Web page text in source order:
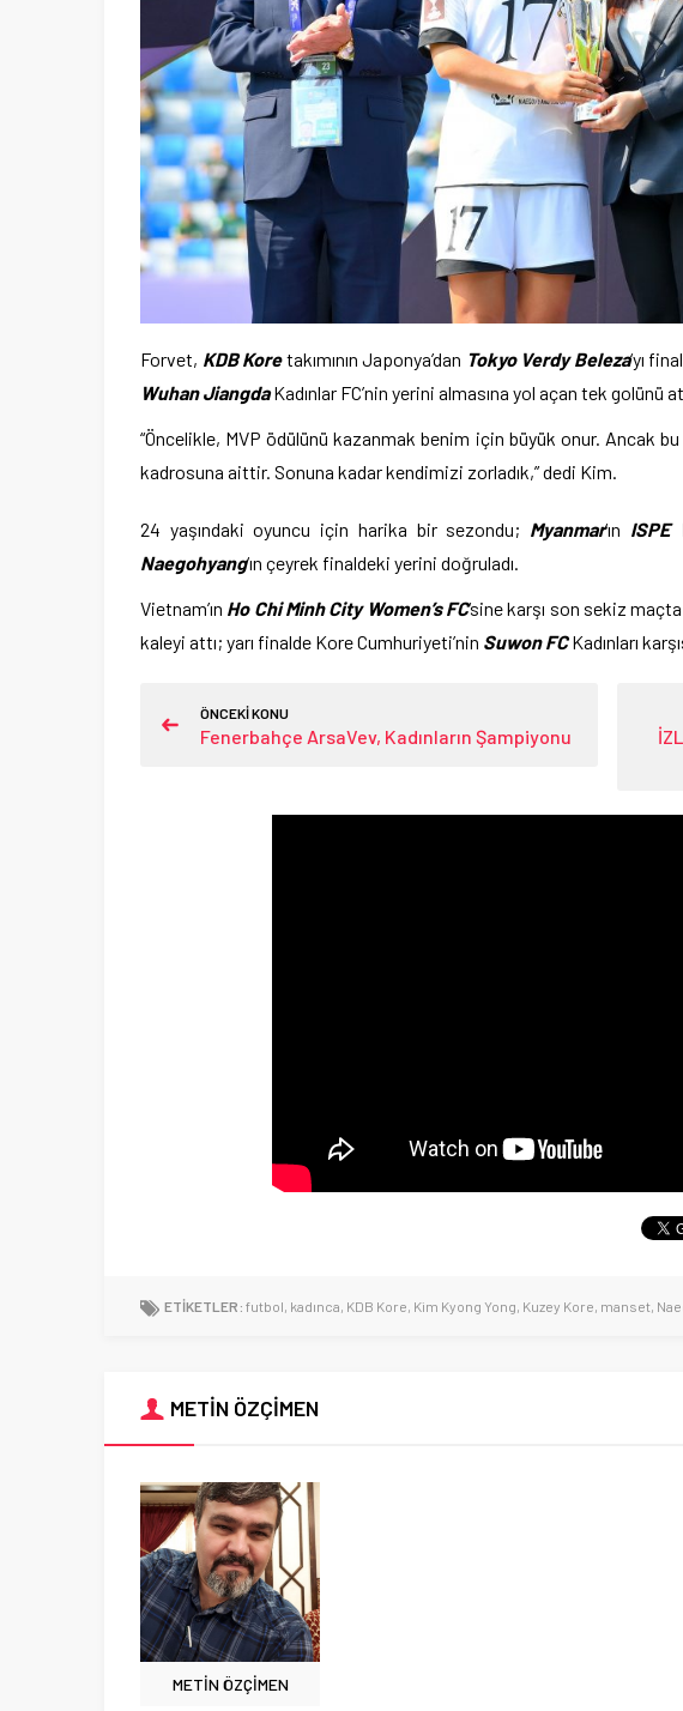
Forvet, KDB Koretakımının Japonya’dan Tokyo Verdy Beleza‘yı
Wuhan JiangdaKadınlar FC’nin yerini almasına yol açan tek golünü
“Öncelikle, MVP ödülünü kazanmak benim için büyük onur. Ancak
kadrosuna aittir. Sonuna kadar kendimizi zorladık,” dedi Kim.
24 yaşındaki oyuncu için harika bir sezondu; Myanmar‘ın ISPE
Naegohyang‘ın çeyrek finaldeki yerini doğruladı.
Vietnam’ın Ho Chi Minh City Women’s FC‘sine karşı son sekiz
kaleyi attı; yarı finalde Kore Cumhuriyeti’nin Suwon FCKadınları
ÖNCEKİ KONU
Fenerbahçe ArsaVev, Kadınların Şampiyonu
ETİKETLER: futbol kadınca KDB Kore Kim Kyong Yong Kuzey Kore manset
METİN ÖZÇİMEN
METİN ÖZÇİMEN